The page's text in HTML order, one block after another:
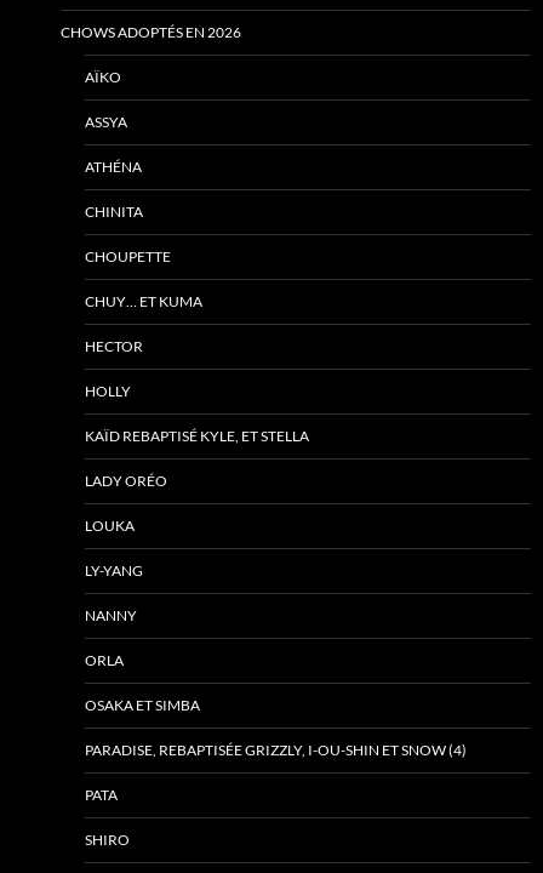
CHOWS ADOPTÉS EN 2026
AÏKO
ASSYA
ATHÉNA
CHINITA
CHOUPETTE
CHUY… ET KUMA
HECTOR
HOLLY
KAÏD REBAPTISÉ KYLE, ET STELLA
LADY ORÉO
LOUKA
LY-YANG
NANNY
ORLA
OSAKA ET SIMBA
PARADISE, REBAPTISÉE GRIZZLY, I-OU-SHIN ET SNOW (4)
PATA
SHIRO